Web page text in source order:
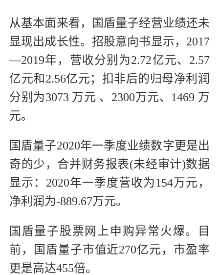
从基本面来看，国盾量子经营业绩还未
显现出成长性。招股意向书显示，2017
—2019年，营收分别为2.72亿元、2.57
亿元和2.56亿元；扣非后的归母净利润
分别为3073 万元 、2300万元、1469 万
元。
国盾量子2020年一季度业绩数字更是出
奇的少，合并财务报表(未经审计)数据
显示：2020年一季度营收为154万元，
净利润为-889.67万元。
国盾量子股票网上申购异常火爆。目
前，国盾量子市值近270亿元，市盈率
更是高达455倍。